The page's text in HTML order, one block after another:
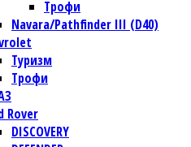
Трофи
Navara/Pathfinder III (D40)
Туризм
Трофи
Rover
DISCOVERY